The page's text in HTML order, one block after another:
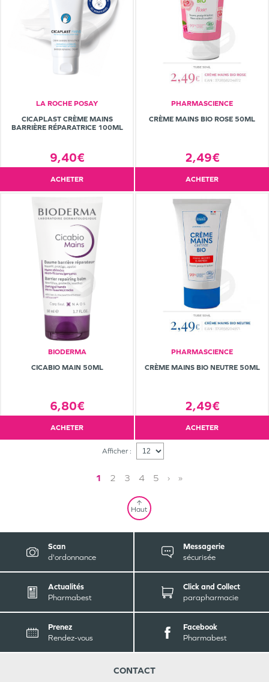
LA ROCHE POSAY
CICAPLAST CRÈME MAINS
BARRIÈRE RÉPARATRICE 100ML
9,40€
ACHETER
PHARMASCIENCE
CRÈME MAINS BIO ROSE 50ML
2,49€
ACHETER
BIODERMA
CICABIO MAIN 50ML
6,80€
ACHETER
PHARMASCIENCE
CRÈME MAINS BIO NEUTRE 50ML
2,49€
ACHETER
Afficher :
1 2 3 4 5 › »
Haut
Scan
d'ordonnance
Messagerie
sécurisée
Actualités
Pharmabest
Click and Collect
parapharmacie
Prenez
Rendez-vous
Facebook
Pharmabest
CONTACT